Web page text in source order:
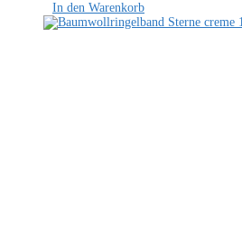
In den Warenkorb